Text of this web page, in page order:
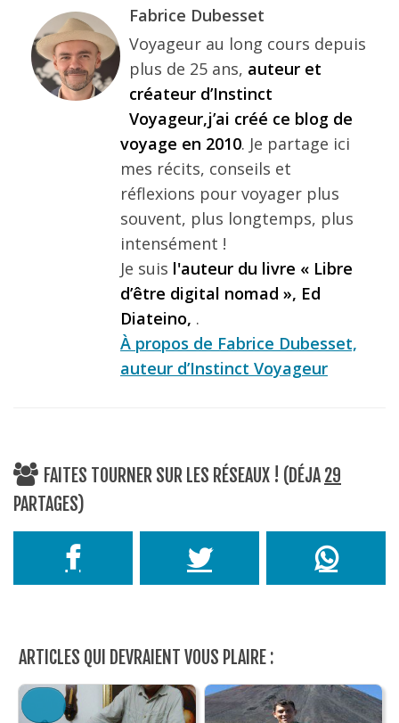
Fabrice Dubesset
Voyageur au long cours depuis
plus de 25 ans, auteur et
créateur d’Instinct
Voyageur,j’ai créé ce blog de
voyage en 2010. Je partage ici
mes récits, conseils et
réflexions pour voyager plus
souvent, plus longtemps, plus
intensément !
Je suis l'auteur du livre « Libre
d’être digital nomad », Ed
Diateino, .
À propos de Fabrice Dubesset,
auteur d’Instinct Voyageur
FAITES TOURNER SUR LES RÉSEAUX ! (DÉJA 29
PARTAGES)
ARTICLES QUI DEVRAIENT VOUS PLAIRE :